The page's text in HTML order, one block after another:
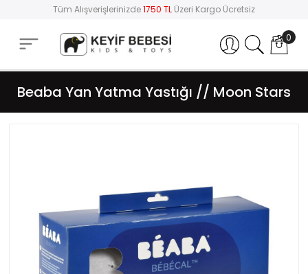
Tüm Alışverişlerinizde1750 TL Üzeri Kargo Ücretsiz
Hesabım 0
Beaba Yan Yatma Yastığı // Moon Stars